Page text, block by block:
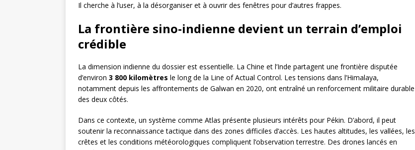
Il cherche à l’user, à la désorganiser et à ouvrir des fenêtres pour d’autres frappes.
La frontière sino-indienne devient un terrain d’emploi
crédible
La dimension indienne du dossier est essentielle. La Chine et l’Inde partagent une frontière disputée
d’environ 3 800 kilomètres le long de la Line of Actual Control. Les tensions dans l’Himalaya,
notamment depuis les affrontements de Galwan en 2020, ont entraîné un renforcement militaire durable
des deux côtés.
Dans ce contexte, un système comme Atlas présente plusieurs intérêts pour Pékin. D’abord, il peut
soutenir la reconnaissance tactique dans des zones difficiles d’accès. Les hautes altitudes, les vallées, les
crêtes et les conditions météorologiques compliquent l’observation terrestre. Des drones lancés en